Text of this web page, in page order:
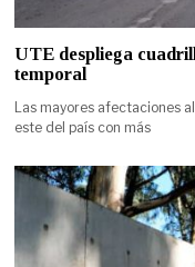
UTE despliega
temporal
Las mayores afectaciones
este del país con más